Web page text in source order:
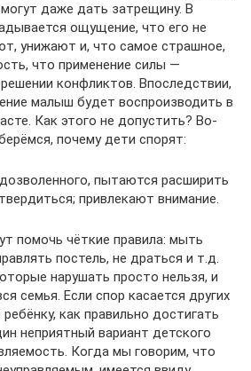
даже дать затрещину. В
ощущение, что его не
унижают и, что самое страшное,
что применение силы —
конфликтов. Впоследствии,
малыш будет воспроизводить в
Как этого не допустить? Во-
почему дети спорят:
пытаются расширить
привлекают внимание.
помочь чёткие правила: мыть
постель, не драться и т.д.
нарушать просто нельзя, и
семья. Если спор касается других
как правильно достигать
неприятный вариант детского
Когда мы говорим, что